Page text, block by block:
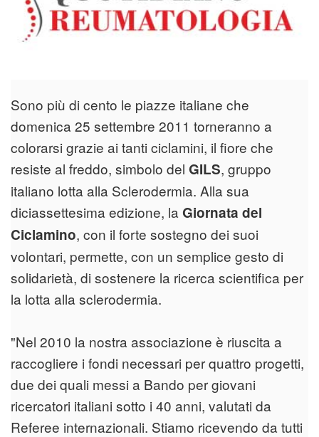
Sono più di cento le piazze italiane che
domenica 25 settembre 2011 torneranno a
colorarsi grazie ai tanti ciclamini, il fiore che
resiste al freddo, simbolo del GILS, gruppo
italiano lotta alla Sclerodermia. Alla sua
diciassettesima edizione, la Giornata del
Ciclamino, con il forte sostegno dei suoi
volontari, permette, con un semplice gesto di
solidarietà, di sostenere la ricerca scientifica per
la lotta alla sclerodermia.
"Nel 2010 la nostra associazione è riuscita a
raccogliere i fondi necessari per quattro progetti,
due dei quali messi a Bando per giovani
ricercatori italiani sotto i 40 anni, valutati da
Referee internazionali. Stiamo ricevendo da tutti